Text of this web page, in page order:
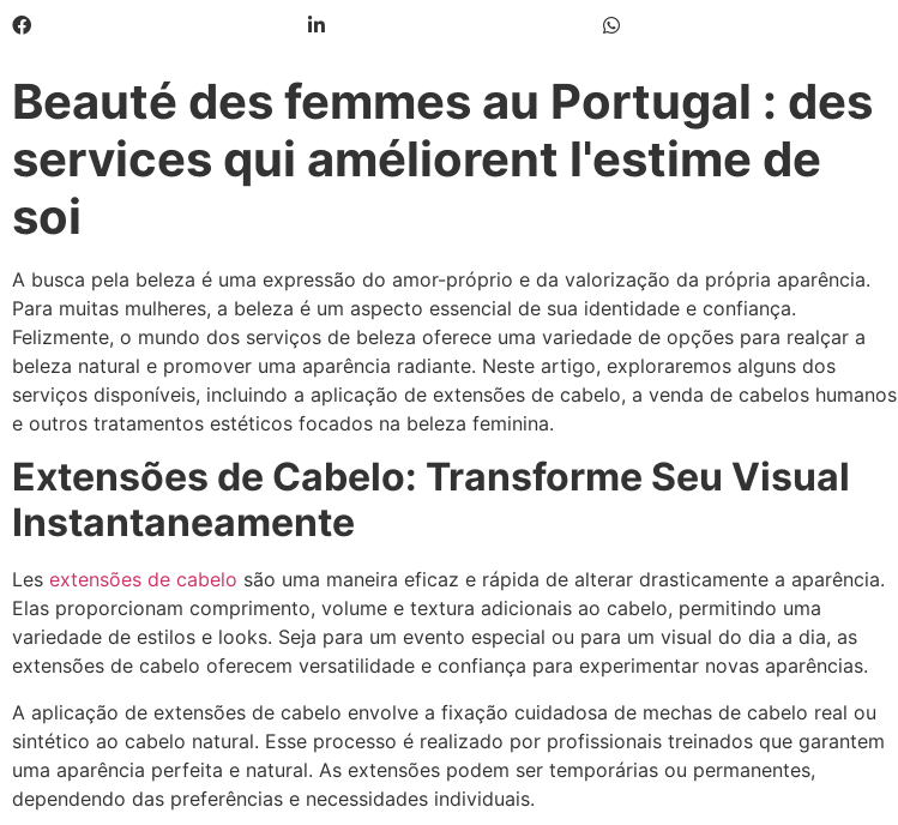
Beauté des femmes au Portugal : des
services qui améliorent l'estime de
soi
A busca pela beleza é uma expressão do amor-próprio e da valorização da própria aparência.
Para muitas mulheres, a beleza é um aspecto essencial de sua identidade e confiança.
Felizmente, o mundo dos serviços de beleza oferece uma variedade de opções para realçar a
beleza natural e promover uma aparência radiante. Neste artigo, exploraremos alguns dos
serviços disponíveis, incluindo a aplicação de extensões de cabelo, a venda de cabelos humanos
e outros tratamentos estéticos focados na beleza feminina.
Extensões de Cabelo: Transforme Seu Visual
Instantaneamente
Les extensões de cabelo são uma maneira eficaz e rápida de alterar drasticamente a aparência.
Elas proporcionam comprimento, volume e textura adicionais ao cabelo, permitindo uma
variedade de estilos e looks. Seja para um evento especial ou para um visual do dia a dia, as
extensões de cabelo oferecem versatilidade e confiança para experimentar novas aparências.
A aplicação de extensões de cabelo envolve a fixação cuidadosa de mechas de cabelo real ou
sintético ao cabelo natural. Esse processo é realizado por profissionais treinados que garantem
uma aparência perfeita e natural. As extensões podem ser temporárias ou permanentes,
dependendo das preferências e necessidades individuais.